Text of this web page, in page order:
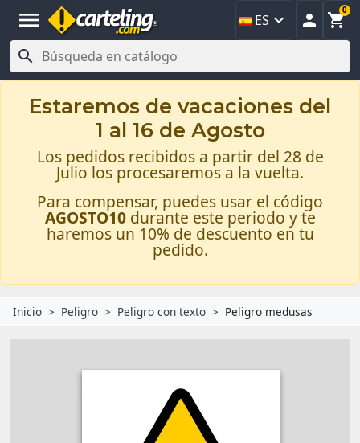
menu ES   
0

Estaremos de vacaciones del
1 al 16 de Agosto
Los pedidos recibidos a partir del 28 de
Julio los procesaremos a la vuelta.
Para compensar, puedes usar el código
AGOSTO10 durante este periodo y te
haremos un 10% de descuento en tu
pedido.
Inicio Peligro Peligro con texto Peligro medusas